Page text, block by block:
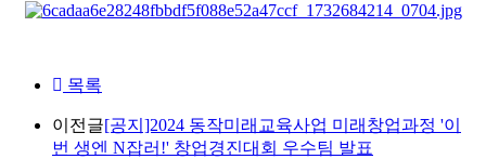
목록
이전글[공지]2024 동작미래교육사업 미래창업과정 '이
번 생엔 N잡러!' 창업경진대회 우수팀 발표